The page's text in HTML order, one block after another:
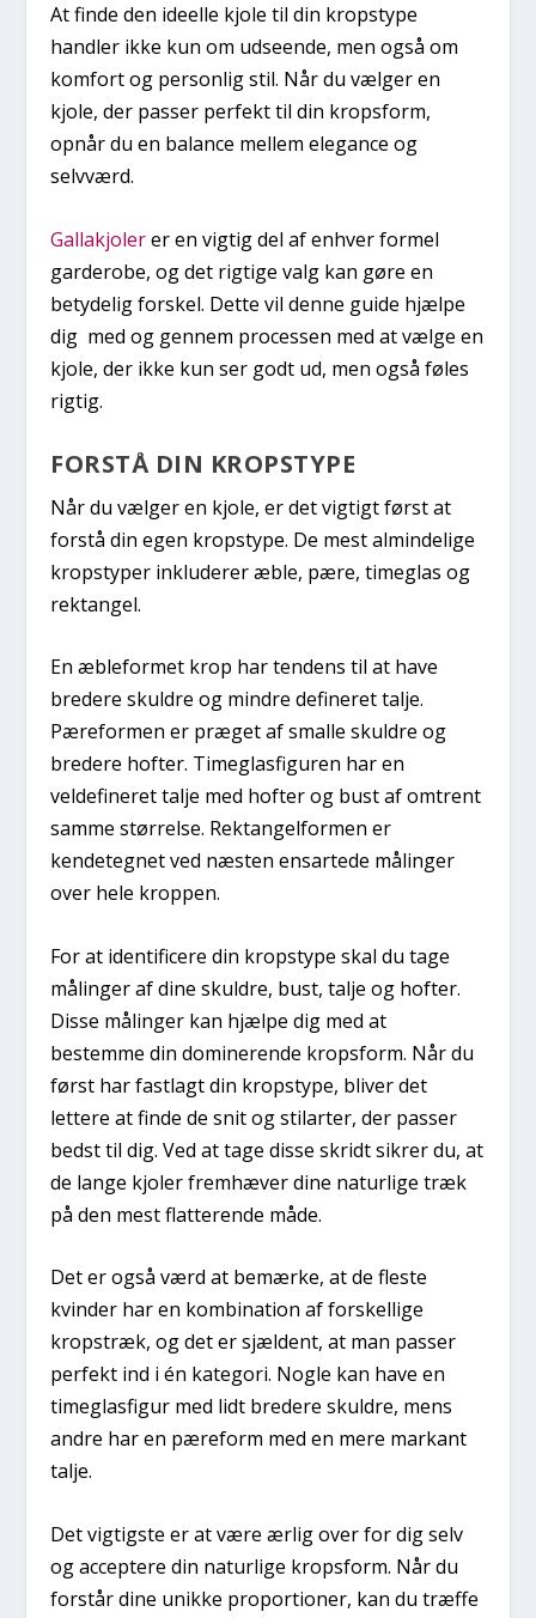
At finde den ideelle kjole til din kropstype
handler ikke kun om udseende, men også om
komfort og personlig stil. Når du vælger en
kjole, der passer perfekt til din kropsform,
opnår du en balance mellem elegance og
selvværd.
Gallakjolerer en vigtig del af enhver formel
garderobe, og det rigtige valg kan gøre en
betydelig forskel. Dette vil denne guide hjælpe
dig med og gennem processen med at vælge en
kjole, der ikke kun ser godt ud, men også føles
rigtig.
FORSTÅ DIN KROPSTYPE
Når du vælger en kjole, er det vigtigt først at
forstå din egen kropstype. De mest almindelige
kropstyper inkluderer æble, pære, timeglas og
rektangel.
En æbleformet krop har tendens til at have
bredere skuldre og mindre defineret talje.
Pæreformen er præget af smalle skuldre og
bredere hofter. Timeglasfiguren har en
veldefineret talje med hofter og bust af omtrent
samme størrelse. Rektangelformen er
kendetegnet ved næsten ensartede målinger
over hele kroppen.
For at identificere din kropstype skal du tage
målinger af dine skuldre, bust, talje og hofter.
Disse målinger kan hjælpe dig med at
bestemme din dominerende kropsform. Når du
først har fastlagt din kropstype, bliver det
lettere at finde de snit og stilarter, der passer
bedst til dig. Ved at tage disse skridt sikrer du, at
de lange kjoler fremhæver dine naturlige træk
på den mest flatterende måde.
Det er også værd at bemærke, at de fleste
kvinder har en kombination af forskellige
kropstræk, og det er sjældent, at man passer
perfekt ind i én kategori. Nogle kan have en
timeglasfigur med lidt bredere skuldre, mens
andre har en pæreform med en mere markant
talje.
Det vigtigste er at være ærlig over for dig selv
og acceptere din naturlige kropsform. Når du
forstår dine unikke proportioner, kan du træffe